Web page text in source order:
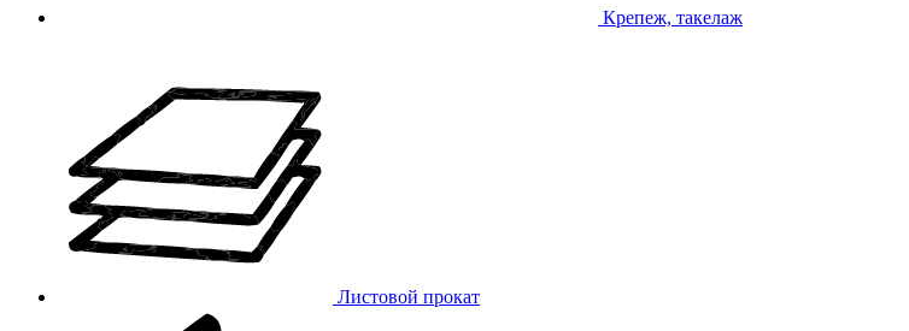
Крепеж, такелаж
Листовой прокат